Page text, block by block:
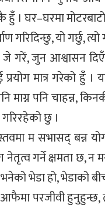
। घर–घरमा
गरिदिन्छु, यो गर्छु,
गरें, जुन आश्वासन दिएँ
प्रयोग मात्र गरेको हुँ
माग्न पनि चाहन्न,
छु ।
म सभासद् बन्न
गर्ने क्षमता छ, न
भेडा हो, भेडाको
परजीवी